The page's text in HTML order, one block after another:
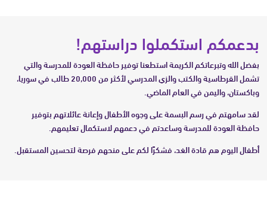
بدعمكم استكملوا دراستهم!
بفضل الله وتبرعاتكم الكريمة استطعنا توفير حافظة العودة للمدرسة والتي
تشمل القرطاسية والكتب والزي المدرسي لأكثر من 20,000 طالب في سوريا،
وباكستان، واليمن في العام الماضي.
لقد سامهتم في رسم البسمة على وجوه الأطفال وإعانة عائلاتهم بتوفير
حافظة العودة للمدرسة وساعدتم في دعمهم لاستكمال تعليمهم.
أطفال اليوم هم قادة الغد، فشكرًا لكم على منحهم فرصة لتحسين المستقبل.